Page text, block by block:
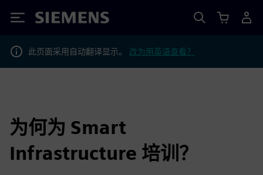
Siemens
此页面采用自动翻译显示。 改为用英语查看？
为何为 Smart
Infrastructure 培训？